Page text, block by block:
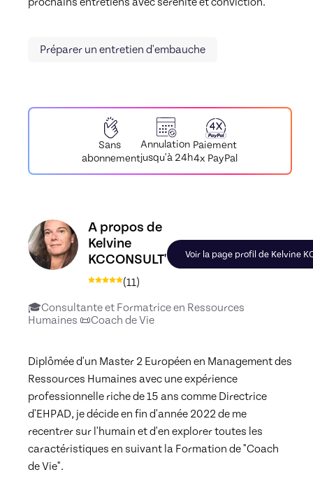
Préparer un entretien d'embauche
Sans
abonnement
Annulation
jusqu'à 24h
Paiement
4x PayPal
Découvrez le profil de Kelvine KCCONSULT',
A propos de
Kelvine
KCCONSULT'
(11)
Voir la page profil de Kelvine
🎓Consultante et Formatrice en Ressources
Humaines 📜Coach de Vie
Diplômée d'un Master 2 Européen en Management des
Ressources Humaines avec une expérience
professionnelle riche de 15 ans comme Directrice
d'EHPAD, je décide en fin d'année 2022 de me
recentrer sur l'humain et d'en explorer toutes les
caractéristiques en suivant la Formation de "Coach
de Vie".